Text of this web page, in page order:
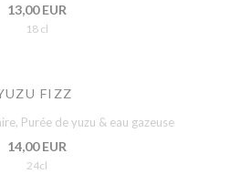
13,00 EUR
18 cl
FIZZ
Purée de yuzu & eau gazeuse
14,00 EUR
24cl